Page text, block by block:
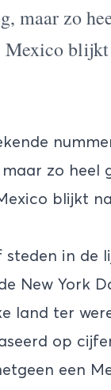
maar zo
Mexico
zo heel
blijkt
in de
New York
land ter
op
een